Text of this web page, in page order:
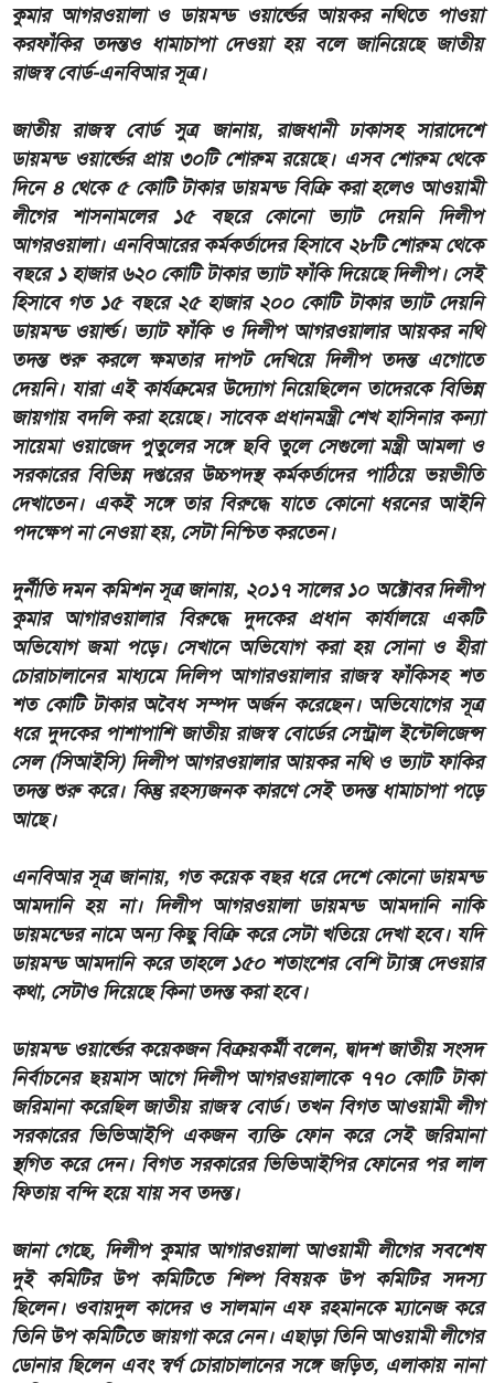
কুমার আগরওয়ালা ও ডায়মন্ড ওয়ার্ল্ডের আয়কর নথিতে পাওয়া
করফাঁকির তদন্তও ধামাচাপা দেওয়া হয় বলে জানিয়েছে জাতীয়
রাজস্ব বোর্ড-এনবিআর সূত্র।
জাতীয় রাজস্ব বোর্ড সুত্র জানায়, রাজধানী ঢাকাসহ সারাদেশে
ডায়মন্ড ওয়ার্ল্ডের প্রায় ৩০টি শোরুম রয়েছে। এসব শোরুম থেকে
দিনে ৪ থেকে ৫ কোটি টাকার ডায়মন্ড বিক্রি করা হলেও আওয়ামী
লীগের শাসনামলের ১৫ বছরে কোনো ভ্যাট দেয়নি দিলীপ
আগরওয়ালা। এনবিআরের কর্মকর্তাদের হিসাবে ২৮টি শোরুম থেকে
বছরে ১ হাজার ৬২০ কোটি টাকার ভ্যাট ফাঁকি দিয়েছে দিলীপ। সেই
হিসাবে গত ১৫ বছরে ২৫ হাজার ২০০ কোটি টাকার ভ্যাট দেয়নি
ডায়মন্ড ওয়ার্ল্ড। ভ্যাট ফাঁকি ও দিলীপ আগরওয়ালার আয়কর নথি
তদন্ত শুরু করলে ক্ষমতার দাপট দেখিয়ে দিলীপ তদন্ত এগোতে
দেয়নি। যারা এই কার্যক্রমের উদ্যোগ নিয়েছিলেন তাদেরকে বিভিন্ন
জায়গায় বদলি করা হয়েছে। সাবেক প্রধানমন্ত্রী শেখ হাসিনার কন্যা
সায়েমা ওয়াজেদ পুতুলের সঙ্গে ছবি তুলে সেগুলো মন্ত্রী আমলা ও
সরকারের বিভিন্ন দপ্তরের উচ্চপদস্থ কর্মকর্তাদের পাঠিয়ে ভয়ভীতি
দেখাতেন। একই সঙ্গে তার বিরুদ্ধে যাতে কোনো ধরনের আইনি
পদক্ষেপ না নেওয়া হয়, সেটা নিশ্চিত করতেন।
দুর্নীতি দমন কমিশন সূত্র জানায়, ২০১৭ সালের ১০ অক্টোবর দিলীপ
কুমার আগারওয়ালার বিরুদ্ধে দুদকের প্রধান কার্যালয়ে একটি
অভিযোগ জমা পড়ে। সেখানে অভিযোগ করা হয় সোনা ও হীরা
চোরাচালানের মাধ্যমে দিলিপ আগারওয়ালার রাজস্ব ফাঁকিসহ শত
শত কোটি টাকার অবৈধ সম্পদ অর্জন করেছেন। অভিযোগের সূত্র
ধরে দুদকের পাশাপাশি জাতীয় রাজস্ব বোর্ডের সেন্ট্রাল ইন্টেলিজেন্স
সেল (সিআইসি) দিলীপ আগরওয়ালার আয়কর নথি ও ভ্যাট ফাকির
তদন্ত শুরু করে। কিন্তু রহস্যজনক কারণে সেই তদন্ত ধামাচাপা পড়ে
আছে।
এনবিআর সূত্র জানায়, গত কয়েক বছর ধরে দেশে কোনো ডায়মন্ড
আমদানি হয় না। দিলীপ আগরওয়ালা ডায়মন্ড আমদানি নাকি
ডায়মন্ডের নামে অন্য কিছু বিক্রি করে সেটা খতিয়ে দেখা হবে। যদি
ডায়মন্ড আমদানি করে তাহলে ১৫০ শতাংশের বেশি ট্যাক্স দেওয়ার
কথা, সেটাও দিয়েছে কিনা তদন্ত করা হবে।
ডায়মন্ড ওয়ার্ল্ডের কয়েকজন বিক্রয়কর্মী বলেন, দ্বাদশ জাতীয় সংসদ
নির্বাচনের ছয়মাস আগে দিলীপ আগরওয়ালাকে ৭৭০ কোটি টাকা
জরিমানা করেছিল জাতীয় রাজস্ব বোর্ড। তখন বিগত আওয়ামী লীগ
সরকারের ভিভিআইপি একজন ব্যক্তি ফোন করে সেই জরিমানা
স্থগিত করে দেন। বিগত সরকারের ভিভিআইপির ফোনের পর লাল
ফিতায় বন্দি হয়ে যায় সব তদন্ত।
জানা গেছে, দিলীপ কুমার আগারওয়ালা আওয়ামী লীগের সবশেষ
দুই কমিটির উপ কমিটিতে শিল্প বিষয়ক উপ কমিটির সদস্য
ছিলেন। ওবায়দুল কাদের ও সালমান এফ রহমানকে ম্যানেজ করে
তিনি উপ কমিটিতে জায়গা করে নেন। এছাড়া তিনি আওয়ামী লীগের
ডোনার ছিলেন এবং স্বর্ণ চোরাচালানের সঙ্গে জড়িত, এলাকায় নানা